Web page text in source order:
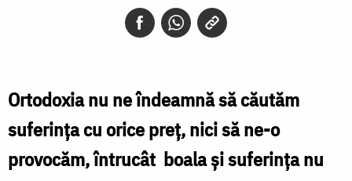
Ortodoxia nu ne îndeamnă să căutăm
suferința cu orice preț, nici să ne-o
provocăm, întrucât boala și suferința nu